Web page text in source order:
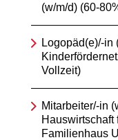
(w/m/d) (60-
Logopäd(e)/-in
Vollzeit)
Mitarbeiter/-in
Hauswirtschaft
Familienhaus